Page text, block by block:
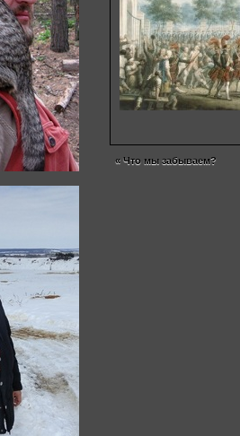
« Что мы забываем?